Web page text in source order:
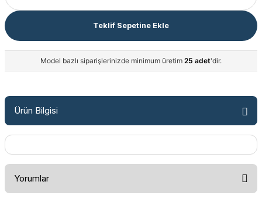
Teklif Sepetine Ekle
Model bazlı siparişlerinizde minimum üretim 25 adet'dir.
Ürün Bilgisi
Yorumlar